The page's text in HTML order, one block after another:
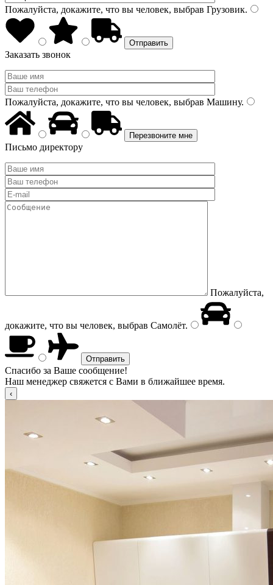
Пожалуйста, докажите, что вы человек, выбрав Грузовик.
Заказать звонок
Пожалуйста, докажите, что вы человек, выбрав Машину.
Письмо директору
Пожалуйста,
докажите, что вы человек, выбрав Самолёт.
Спасибо за Ваше сообщение!
Наш менеджер свяжется с Вами в ближайшее время.